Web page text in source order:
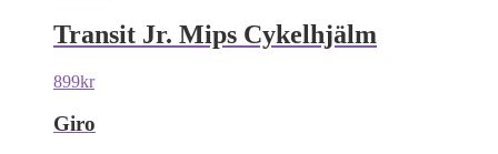
Transit Jr. Mips Cykelhjälm
899kr
Giro